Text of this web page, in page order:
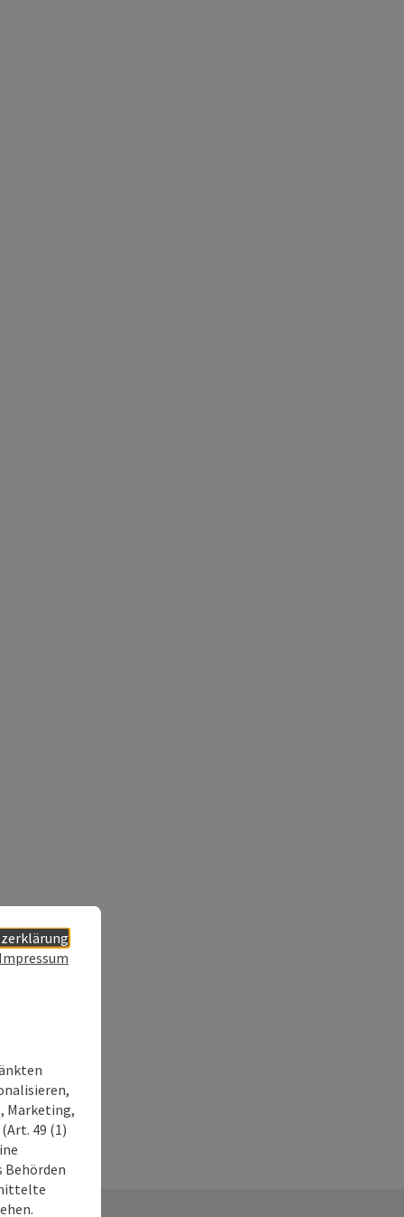
Impressum
Marketing,
49 (1)
Behörden